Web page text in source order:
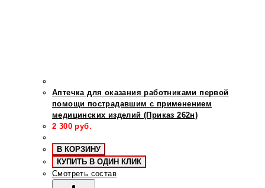
Аптечка для оказания работниками первой
помощи пострадавшим с применением
медицинских изделий (Приказ 262н)
2 300 руб.
В КОРЗИНУ
КУПИТЬ В ОДИН КЛИК
Смотреть состав